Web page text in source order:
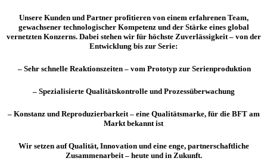
Unsere Kunden und Partner profitieren von einem erfahrenen Team,
gewachsener technologischer Kompetenz und der Stärke eines global
vernetzten Konzerns. Dabei stehen wir für höchste Zuverlässigkeit – von der
Entwicklung bis zur Serie:
– Sehr schnelle Reaktionszeiten – vom Prototyp zur Serienproduktion
– Spezialisierte Qualitätskontrolle und Prozessüberwachung
– Konstanz und Reproduzierbarkeit – eine Qualitätsmarke, für die BFT am
Markt bekannt ist
Wir setzen auf Qualität, Innovation und eine enge, partnerschaftliche
Zusammenarbeit – heute und in Zukunft.